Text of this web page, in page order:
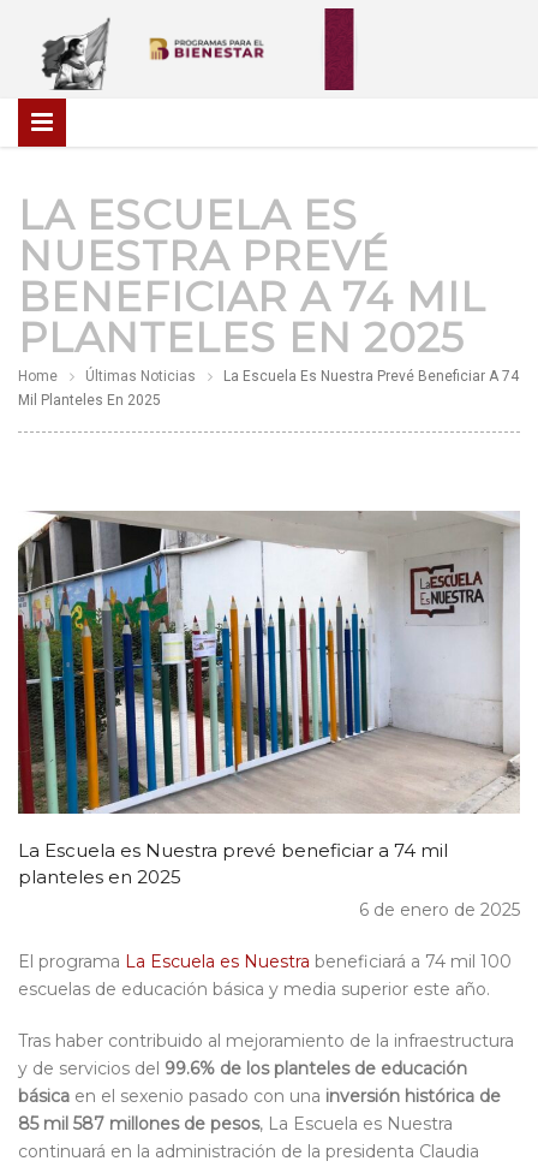
LA ESCUELA ES
NUESTRA PREVÉ
BENEFICIAR A 74 MIL
PLANTELES EN 2025
Home Últimas Noticias
La Escuela Es Nuestra Prevé Beneficiar A 74
Mil Planteles En 2025
La Escuela es Nuestra prevé beneficiar a 74 mil
planteles en 2025
6 de enero de 2025
El programa La Escuela es Nuestra beneficiará a 74 mil 100
escuelas de educación básica y media superior este año.
Tras haber contribuido al mejoramiento de la infraestructura
y de servicios del 99.6% de los planteles de educación
básica en el sexenio pasado con una inversión histórica de
85 mil 587 millones de pesos, La Escuela es Nuestra
continuará en la administración de la presidenta Claudia